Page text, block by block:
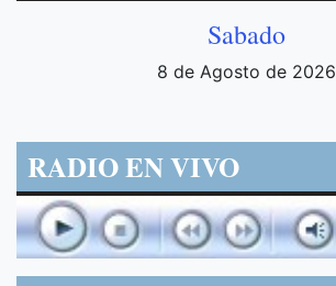
Sabado
8 de Agosto de 2026
RADIO EN VIVO